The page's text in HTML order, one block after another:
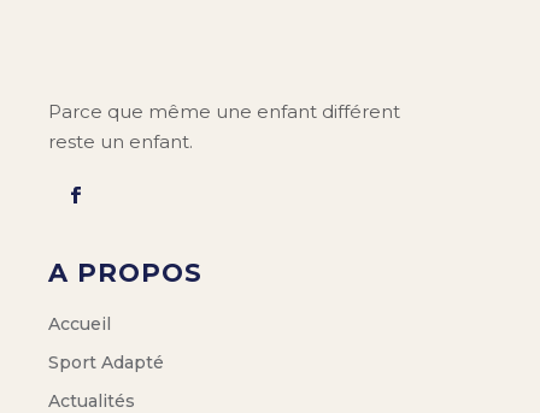
Parce que même une enfant différent
reste un enfant.
A PROPOS
Accueil
Sport Adapté
Actualités